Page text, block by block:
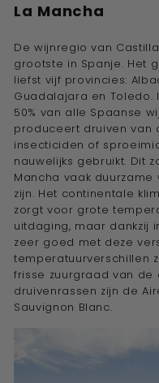
La Mancha
De wijnregio van
grootste in Spanje. Het
liefst vijf provincies:
Guadalajara en
50% van alle Spaanse
produceert druiven van
insecticiden of
nauwelijks gebruikt. Dit
Mancha vaak
zijn. Het continentale
zorgt voor grote
uitdaging, maar dankzij
zeer goed met deze
temperatuurverschillen
frisse zuurgraad van de
druivenrassen zijn de
Sauvignon Blanc.